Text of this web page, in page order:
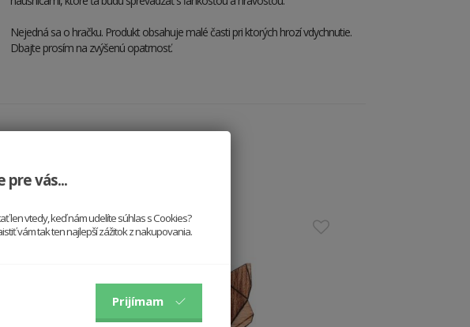
Nejedná sa o hračku. Produkt obsahuje malé časti pri ktorých hrozí vdychnutie.
Dbajte prosím na zvýšenú opatrnosť.
pre vás...
len vtedy, keď nám udelíte súhlas s Cookies?
vám tak ten najlepší zážitok z nakupovania.
Prijímam